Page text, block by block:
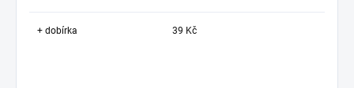
+ dobírka 39 Kč